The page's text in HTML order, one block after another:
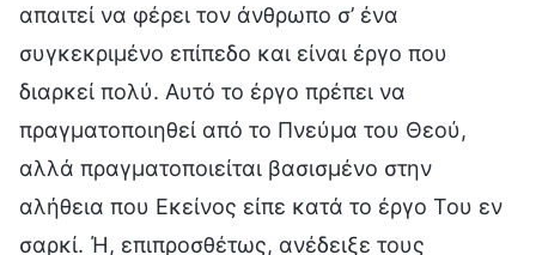
απαιτεί να φέρει τον άνθρωπο σ’ ένα
συγκεκριμένο επίπεδο και είναι έργο που
διαρκεί πολύ. Αυτό το έργο πρέπει να
πραγματοποιηθεί από το Πνεύμα του Θεού,
αλλά πραγματοποιείται βασισμένο στην
αλήθεια που Εκείνος είπε κατά το έργο Του εν
σαρκί. Ή, επιπροσθέτως, ανέδειξε τους